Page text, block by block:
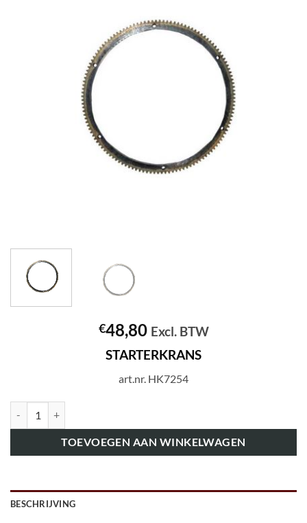
€48,80 Excl. BTW
STARTERKRANS
art.nr. HK7254
TOEVOEGEN AAN WINKELWAGEN
BESCHRIJVING